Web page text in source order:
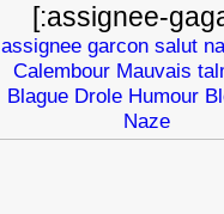
[:assignee-
assignee garcon salut
Calembour Mauvais
Blague Drole Humour
Naze